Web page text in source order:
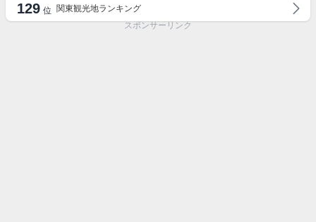
129 位
関東観光地ランキング
スポンサーリンク